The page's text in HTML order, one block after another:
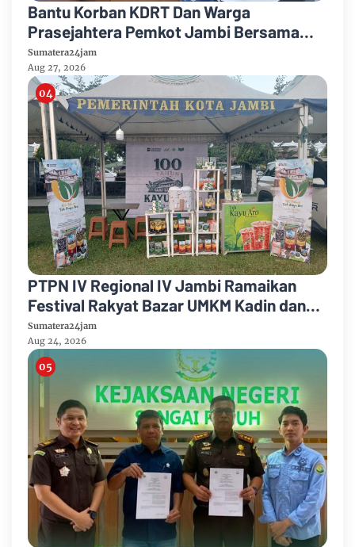
Bantu Korban KDRT Dan Warga
Prasejahtera Pemkot Jambi Bersama
PTPN IV Regional IV Salurkan Paket
Sembako
Sumatera24jam
Aug 27, 2026
PTPN IV Regional IV Jambi Ramaikan
Festival Rakyat Bazar UMKM Kadin dan
Korem 042/Garuda Putih
Sumatera24jam
Aug 24, 2026